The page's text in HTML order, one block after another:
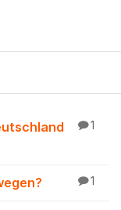
1
1